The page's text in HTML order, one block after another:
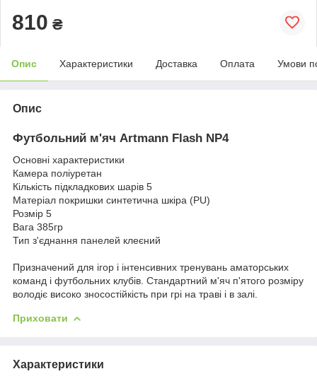
810 ₴
Опис Характеристики Доставка Оплата Умови
Опис
Футбольний м'яч Artmann Flash NP4
Основні характеристики
Камера поліуретан
Кількість підкладкових шарів 5
Матеріал покришки синтетична шкіра (PU)
Розмір 5
Вага 385гр
Тип з'єднання панелей клеєний
Призначений для ігор і інтенсивних тренувань аматорських
команд і футбольних клубів. Стандартний м'яч п'ятого розміру
володіє високо зносостійкість при грі на траві і в залі.
Приховати
Характеристики